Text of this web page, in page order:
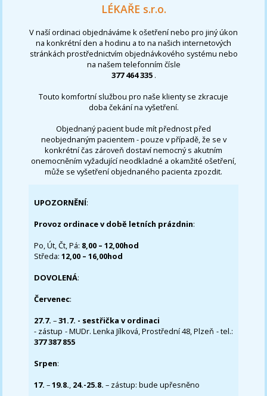
LÉKAŘE s.r.o.
V naší ordinaci objednáváme k ošetření nebo pro jiný úkon
na konkrétní den a hodinu a to na našich internetových
stránkách prostřednictvím objednávkového systému nebo
na našem telefonním čísle
377 464 335 .
Touto komfortní službou pro naše klienty se zkracuje
doba čekání na vyšetření.
Objednaný pacient bude mít přednost před
neobjednaným pacientem - pouze v případě, že se v
konkrétní čas zároveň dostaví nemocný s akutním
onemocněním vyžadující neodkladné a okamžité ošetření,
může se vyšetření objednaného pacienta zpozdit.
UPOZORNĚNÍ:
Provoz ordinace v době letních prázdnin:
Po, Út, Čt, Pá: 8,00 – 12,00hod
Středa:12,00 – 16,00hod
DOVOLENÁ:
Červenec:
27.7.–31.7. - sestřička v ordinaci
- zástup - MUDr. Lenka Jílková, Prostřední 48, Plzeň - tel.:
377 387 855
Srpen:
17. –19.8., 24.-25.8. – zástup: bude upřesněno